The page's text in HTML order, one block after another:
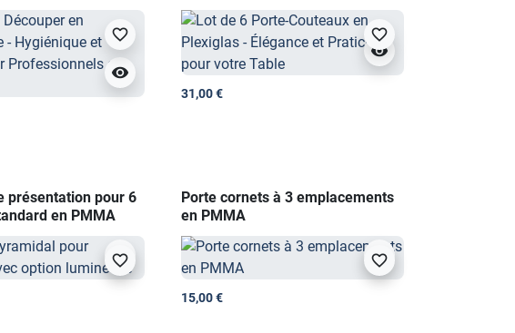
visibility
favorite_border
visibility
favorite_border
31,00 €
présentation pour 6
en PMMA
visibility
favorite_border
Porte cornets à 3 emplacements
en PMMA
visibility
favorite_border
15,00 €